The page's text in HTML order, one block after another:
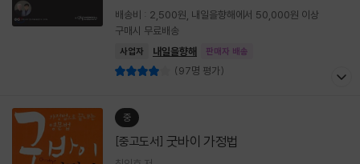
배송비 : 2,500원, 내일을향해에서 50,000원 이상
구매시 무료배송
사업자 내일을향해 판매자 배송
(97명 평가)
중
[중고도서] 굿바이 가정법